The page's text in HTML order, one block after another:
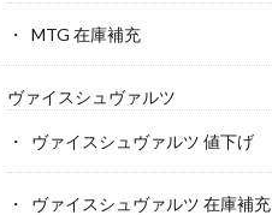
MTG 在庫補充
ヴァイスシュヴァルツ
ヴァイスシュヴァルツ 値下げ
ヴァイスシュヴァルツ 在庫補充